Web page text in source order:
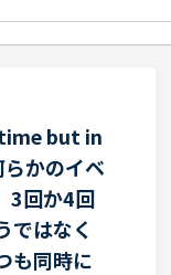
but in
かのイベ
3回か4回
ではなく
も同時に